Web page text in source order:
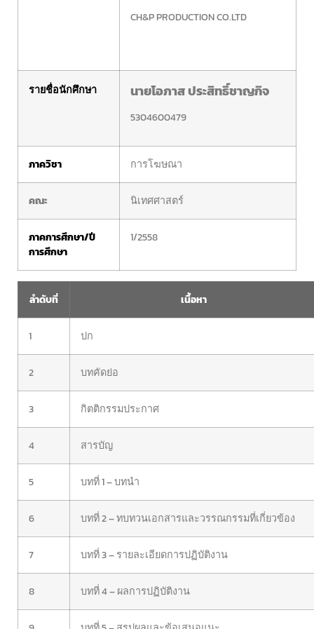
CH&P PRODUCTION CO.LTD
รายชื่อนักศึกษา นายโอภาส ประสิทธิ์ชาญกิจ
5304600479
ภาควิชา การโฆษณา
คณะ นิเทศศาสตร์
ภาคการศึกษา/ปี
การศึกษา
1/2558
ลำดับที่ เนื้อหา
1 ปก
2 บทคัดย่อ
3 กิตติกรรมประกาศ
4 สารบัญ
5 บทที่ 1 – บทนำ
6 บทที่ 2 –ทบทวนเอกสารและวรรณกรรมที่เกี่ยวข้อง
7 บทที่ 3 –รายละเอียดการปฏิบัติงาน
8 บทที่ 4 –ผลการปฏิบัติงาน